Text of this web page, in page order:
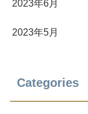
2023年6月
2023年5月
Categories